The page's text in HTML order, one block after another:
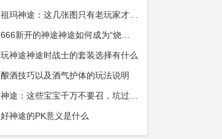
祖玛神途：这几张图只有老玩家才知道什么意思，慢慢的全是回忆！
666新开的神途神途如何成为“烧钱”游戏中最“烧钱”的？
玩神途神途时战士的套装选择有什么
酿酒技巧以及酒气护体的玩法说明
神途：这些宝宝千万不要召，坑过无数的法师玩家！
好神途的PK意义是什么